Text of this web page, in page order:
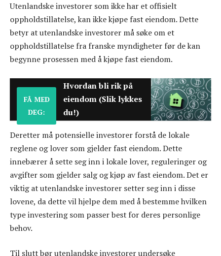
Utenlandske investorer som ikke har et offisielt
oppholdstillatelse, kan ikke kjøpe fast eiendom. Dette
betyr at utenlandske investorer må søke om et
oppholdstillatelse fra franske myndigheter før de kan
begynne prosessen med å kjøpe fast eiendom.
FÅ MED
DEG:
Hvordan bli rik på
eiendom (Slik lykkes
du!)
Deretter må potensielle investorer forstå de lokale
reglene og lover som gjelder fast eiendom. Dette
innebærer å sette seg inn i lokale lover, reguleringer og
avgifter som gjelder salg og kjøp av fast eiendom. Det er
viktig at utenlandske investorer setter seg inn i disse
lovene, da dette vil hjelpe dem med å bestemme hvilken
type investering som passer best for deres personlige
behov.
Til slutt bør utenlandske investorer undersøke